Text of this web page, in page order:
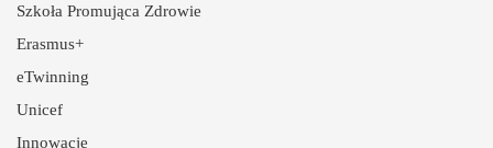
Szkoła Promująca Zdrowie
Erasmus+
eTwinning
Unicef
Innowacje